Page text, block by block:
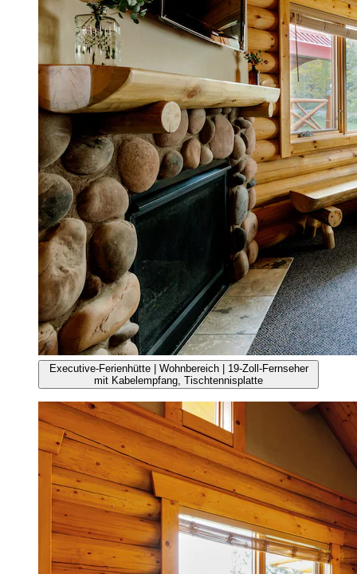
Executive-Ferienhütte | Wohnbereich | 19-Zoll-Fernseher
mit Kabelempfang, Tischtennisplatte